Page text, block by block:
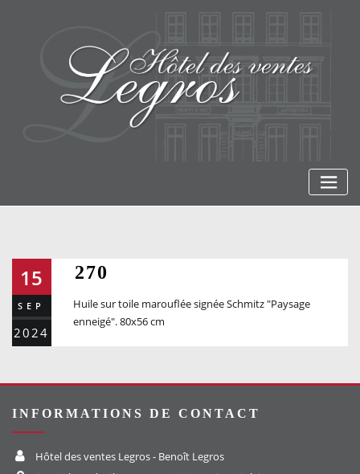
15
SEP
2024
270
Huile sur toile marouflée signée Schmitz "Paysage
enneigé". 80x56 cm
INFORMATIONS DE CONTACT
Hôtel des ventes Legros - Benoît Legros